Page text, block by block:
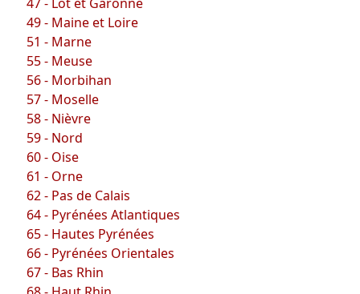
49 - Maine et Loire
51 - Marne
55 - Meuse
56 - Morbihan
57 - Moselle
58 - Nièvre
59 - Nord
60 - Oise
61 - Orne
62 - Pas de Calais
64 - Pyrénées Atlantiques
65 - Hautes Pyrénées
66 - Pyrénées Orientales
67 - Bas Rhin